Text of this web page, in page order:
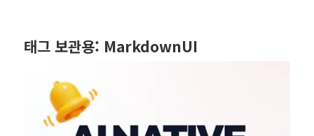
태그 보관용: MarkdownUI